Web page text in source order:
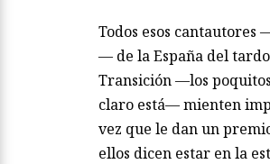
Todos esos cantautores
— de la España del
Transición —los
claro está— mienten
vez que le dan un
ellos dicen estar en la